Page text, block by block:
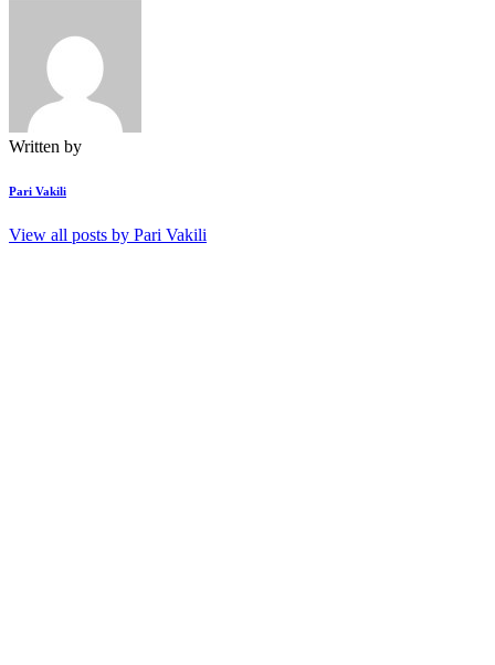
Written by
Pari Vakili
View all posts by Pari Vakili